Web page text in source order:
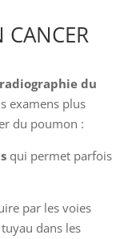
CANCER
radiographie du
examens plus
du poumon :
qui permet parfois
par les voies
dans les